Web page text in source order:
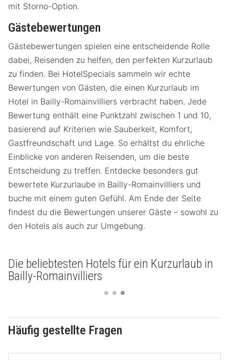
mit Storno-Option.
Gästebewertungen
Gästebewertungen spielen eine entscheidende Rolle
dabei, Reisenden zu helfen, den perfekten Kurzurlaub
zu finden. Bei HotelSpecials sammeln wir echte
Bewertungen von Gästen, die einen Kurzurlaub im
Hotel in Bailly-Romainvilliers verbracht haben. Jede
Bewertung enthält eine Punktzahl zwischen 1 und 10,
basierend auf Kriterien wie Sauberkeit, Komfort,
Gastfreundschaft und Lage. So erhältst du ehrliche
Einblicke von anderen Reisenden, um die beste
Entscheidung zu treffen. Entdecke besonders gut
bewertete Kurzurlaube in Bailly-Romainvilliers und
buche mit einem guten Gefühl. Am Ende der Seite
findest du die Bewertungen unserer Gäste – sowohl zu
den Hotels als auch zur Umgebung.
Die beliebtesten Hotels für ein Kurzurlaub in
Bailly-Romainvilliers
Häufig gestellte Fragen